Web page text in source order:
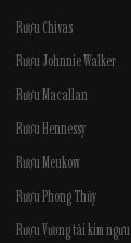
Rượu Chivas
Rượu Johnnie Walker
Rượu Macallan
Rượu Hennessy
Rượu Meukow
Rượu Phong Thủy
Rượu Vương tài kim ngưu